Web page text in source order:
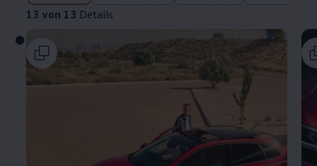
13 von 13 Details